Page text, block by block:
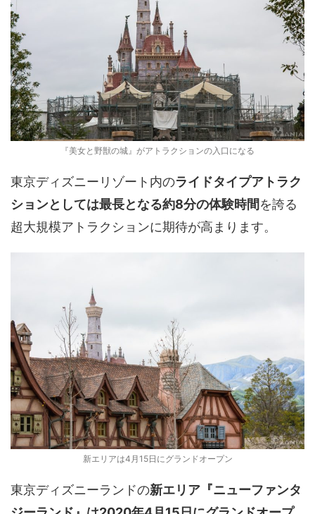
『美女と野獣の城』がアトラクションの入口になる
東京ディズニーリゾート内のライドタイプアトラク
ションとしては最長となる約8分の体験時間を誇る
超大規模アトラクションに期待が高まります。
新エリアは4月15日にグランドオープン
東京ディズニーランドの新エリア『ニューファンタ